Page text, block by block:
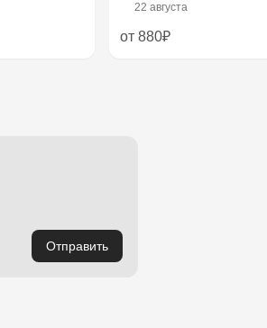
22 августа
от 880₽
Отправить